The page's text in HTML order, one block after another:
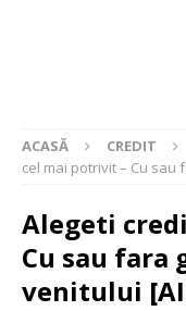
ACASĂ CREDIT
cel mai potrivit – Cu sau
Alegeti
Cu sau fara
venitului